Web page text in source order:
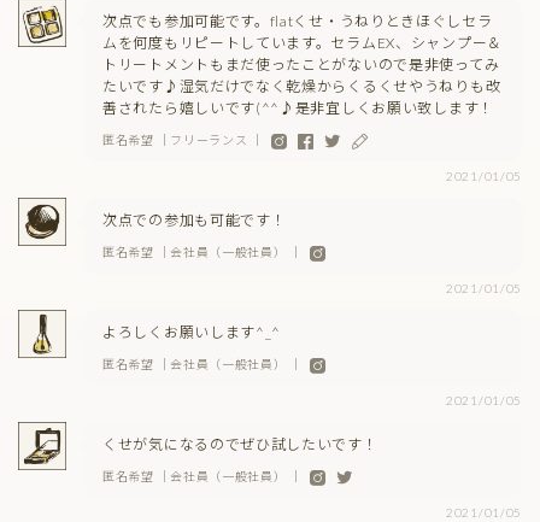
次点でも参加可能です。flatくせ・うねりときほぐしセラ
ムを何度もリピートしています。セラムEX、シャンプー＆
トリートメントもまだ使ったことがないので是非使ってみ
たいです♪湿気だけでなく乾燥からくるくせやうねりも改
善されたら嬉しいです(^^♪是非宜しくお願い致します！
匿名希望 ｜フリーランス ｜
2021/01/05
次点での参加も可能です！
匿名希望 ｜会社員（一般社員） ｜
2021/01/05
よろしくお願いします^_^
匿名希望 ｜会社員（一般社員） ｜
2021/01/05
くせが気になるのでぜひ試したいです！
匿名希望 ｜会社員（一般社員） ｜
2021/01/05